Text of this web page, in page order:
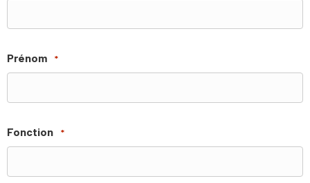
Prénom *
Fonction *